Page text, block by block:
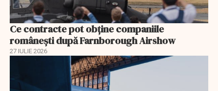
Ce contracte pot obține companiile
românești după Farnborough Airshow
27 IULIE 2026